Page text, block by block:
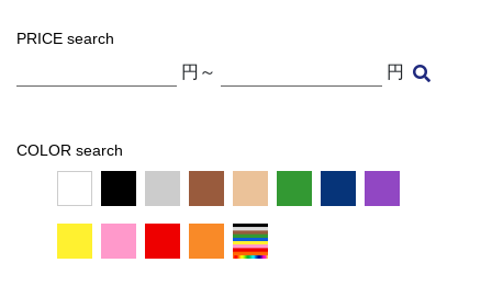
PRICE search
円～ 円
COLOR search